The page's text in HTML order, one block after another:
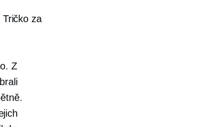
Tričko za
Z